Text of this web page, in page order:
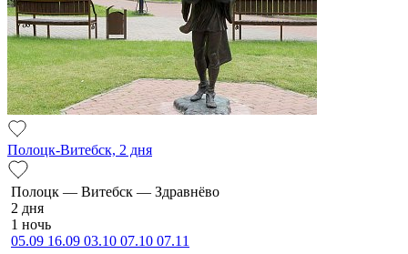
Полоцк-Витебск, 2 дня
По­лоцк — Ви­тебск — Здравнёво
2 дня
1 ночь
05.09 16.09 03.10 07.10 07.11